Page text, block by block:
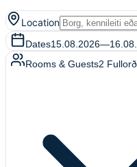
Location
Dates15.08.2026—
Rooms & Guests2